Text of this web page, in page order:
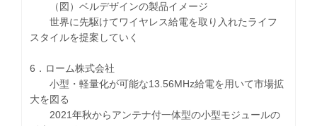
（図）ベルデザインの製品イメージ
世界に先駆けてワイヤレス給電を取り入れたライフ
スタイルを提案していく
6．ローム株式会社
小型・軽量化が可能な13.56MHz給電を用いて市場拡
大を図る
2021年秋からアンテナ付一体型の小型モジュールの